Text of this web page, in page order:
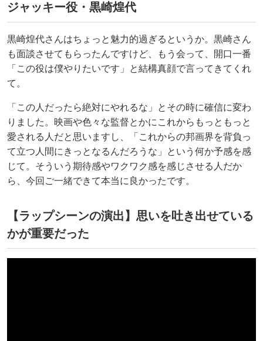
ジャッキー役・黒崎煌代
黒崎煌代さんはちょっと魅力的過ぎるというか。黒崎さん
も面談させてもらったんですけど、もう会って、開口一番
「この役は僕やりたいです」と結構真顔で言ってきてくれ
て。
「この人だったら絶対にやれるな」とその時に確信に変わ
りました。映画や色々な監督とかにこれからもっともっと
愛される人だと思いますし、「これからの邦画界を背負っ
て立つ人間にきっとなるんだろうな」という何か予感を感
じて。そういう期待感やワクワク感を感じさせる人だか
ら、今回ご一緒できて本当に良かったです。
【ラップシーンの演出】思いを吐き出せている
かが重要だった